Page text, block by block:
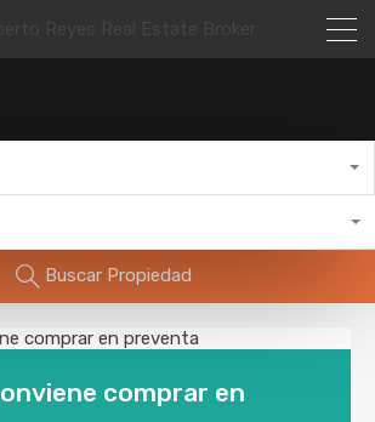
Buscar Propiedad
comprar en